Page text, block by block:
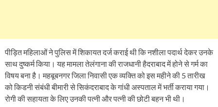
पीड़ित महिलाओं ने पुलिस में शिकायत दर्ज कराई थी कि नशीला पदार्थ देकर उनके
साथ दुष्कर्म किया। यह मामला तेलंगाना की राजधानी हैदराबाद में होने से गर्म का
विषय बना है। महबूबनगर जिला निवासी एक व्यक्ति को इस महीने की 5 तारीख
को किडनी संबंधी बीमारी से सिकंदराबाद के गांधी अस्पताल में भर्ती कराया गया।
रोगी की सहायता के लिए उनकी पत्नी और पत्नी की छोटी बहन भी थी।